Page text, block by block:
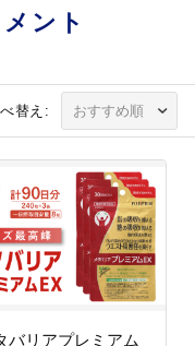
ント
替え:
バリアプレミアム